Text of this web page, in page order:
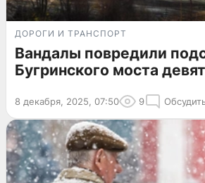
ДОРОГИ И ТРАНСПОРТ
Вандалы повредили
Бугринского моста
8 декабря, 2025, 07:50 9